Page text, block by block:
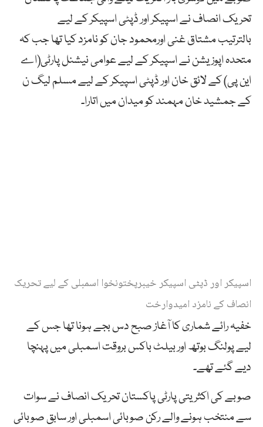
تحریک انصاف نے اسپیکر اور ڈپٹی اسپیکر کے لیے
بالترتیب مشتاق غنی اورمحمود جان کو نامزد کیا تھا جب کہ
متحدہ اپوزیشن نے اسپیکر کے لیے عوامی نیشنل پارٹی(اے
این پی) کے لائق خان اور ڈپٹی اسپیکر کے لیے مسلم لیگ ن
کے جمشید خان مہمند کو میدان میں اتارا۔
اسپیکر اور ڈپٹی اسپیکر خیبرپختونخوا اسمبلی کے لیے تحریک
انصاف کے نامزد امیدوارخت
خفیہ رائے شماری کا آغاز صبح دس بجے ہونا تھا جس کے
لیے پولنگ بوتھ اور بیلٹ باکس بروقت اسمبلی میں پہنچا
دیے گئے تھے۔
صوبے کی اکثریتی پارٹی پاکستان تحریک انصاف نے سوات
سے منتخب ہونے والے رکن صوبائی اسمبلی اور سابق صوبائی